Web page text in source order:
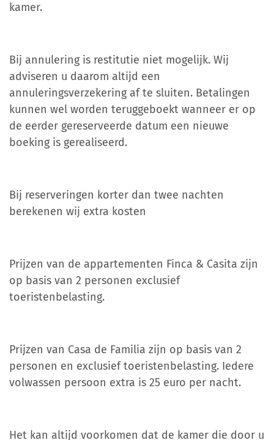
kamer.
Bij annulering is restitutie niet mogelijk. Wij
adviseren u daarom altijd een
annuleringsverzekering af te sluiten. Betalingen
kunnen wel worden teruggeboekt wanneer er op
de eerder gereserveerde datum een nieuwe
boeking is gerealiseerd.
Bij reserveringen korter dan twee nachten
berekenen wij extra kosten
Prijzen van de appartementen Finca & Casita zijn
op basis van 2 personen exclusief
toeristenbelasting.
Prijzen van Casa de Familia zijn op basis van 2
personen en exclusief toeristenbelasting. Iedere
volwassen persoon extra is 25 euro per nacht.
Het kan altijd voorkomen dat de kamer die door u